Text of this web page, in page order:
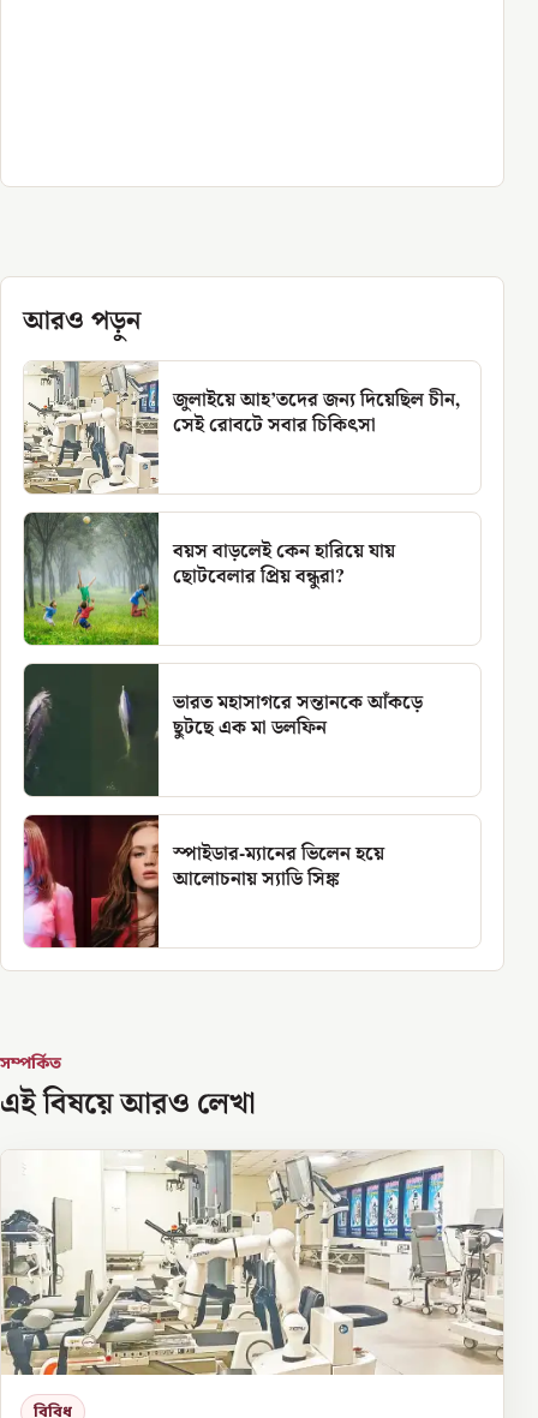
আরও পড়ুন
জুলাইয়ে আহ’তদের জন্য দিয়েছিল চীন,
সেই রোবটে সবার চিকিৎসা
বয়স বাড়লেই কেন হারিয়ে যায়
ছোটবেলার প্রিয় বন্ধুরা?
ভারত মহাসাগরে সন্তানকে আঁকড়ে
ছুটছে এক মা ডলফিন
স্পাইডার-ম্যানের ভিলেন হয়ে
আলোচনায় স্যাডি সিঙ্ক
সম্পর্কিত
এই বিষয়ে আরও লেখা
বিবিধ